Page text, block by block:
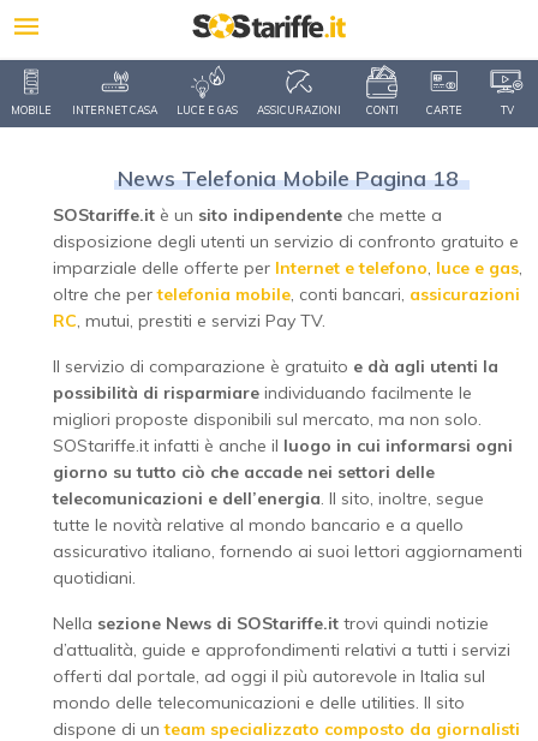
MOBILE INTERNET CASA LUCE E GAS ASSICURAZIONI CONTI CARTE TV
News Telefonia Mobile Pagina 18
SOStariffe.it è un sito indipendente che mette a
disposizione degli utenti un servizio di confronto gratuito e
imparziale delle offerte per Internet e telefono, luce e gas,
oltre che pertelefonia mobile, conti bancari, assicurazioni
RC, mutui, prestiti e servizi Pay TV.
Il servizio di comparazione è gratuito e dà agli utenti la
possibilità di risparmiare individuando facilmente le
migliori proposte disponibili sul mercato, ma non solo.
SOStariffe.it infatti è anche il luogo in cui informarsi ogni
giorno su tutto ciò che accade nei settori delle
telecomunicazioni e dell’energia. Il sito, inoltre, segue
tutte le novità relative al mondo bancario e a quello
assicurativo italiano, fornendo ai suoi lettori aggiornamenti
quotidiani.
Nella sezione News di SOStariffe.it trovi quindi notizie
d’attualità, guide e approfondimenti relativi a tutti i servizi
offerti dal portale, ad oggi il più autorevole in Italia sul
mondo delle telecomunicazioni e delle utilities. Il sito
dispone di unteam specializzato composto da giornalisti